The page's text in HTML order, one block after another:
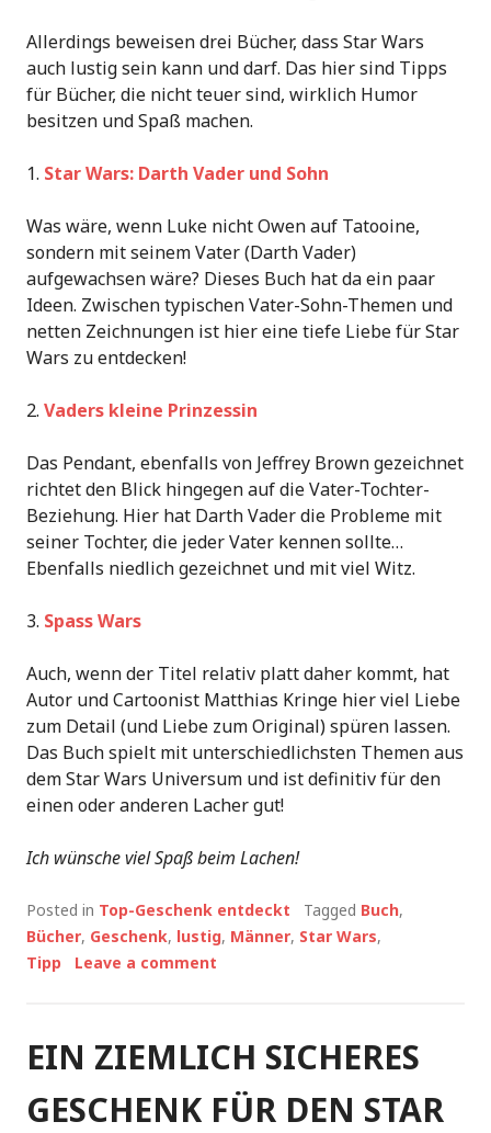
Allerdings beweisen drei Bücher, dass Star Wars
auch lustig sein kann und darf. Das hier sind Tipps
für Bücher, die nicht teuer sind, wirklich Humor
besitzen und Spaß machen.
Star Wars: Darth Vader und Sohn
Was wäre, wenn Luke nicht Owen auf Tatooine,
sondern mit seinem Vater (Darth Vader)
aufgewachsen wäre? Dieses Buch hat da ein paar
Ideen. Zwischen typischen Vater-Sohn-Themen und
netten Zeichnungen ist hier eine tiefe Liebe für Star
Wars zu entdecken!
2. Vaders kleine Prinzessin
Das Pendant, ebenfalls von Jeffrey Brown gezeichnet
richtet den Blick hingegen auf die Vater-Tochter-
Beziehung. Hier hat Darth Vader die Probleme mit
seiner Tochter, die jeder Vater kennen sollte…
Ebenfalls niedlich gezeichnet und mit viel Witz.
3. Spass Wars
Auch, wenn der Titel relativ platt daher kommt, hat
Autor und Cartoonist Matthias Kringe hier viel Liebe
zum Detail (und Liebe zum Original) spüren lassen.
Das Buch spielt mit unterschiedlichsten Themen aus
dem Star Wars Universum und ist definitiv für den
einen oder anderen Lacher gut!
Ich wünsche viel Spaß beim Lachen!
Posted in Top-Geschenk entdeckt Tagged Buch,
Bücher, Geschenk, lustig, Männer, Star Wars,
Tipp
Leave a comment
EIN ZIEMLICH SICHERES
GESCHENK FÜR DEN STAR